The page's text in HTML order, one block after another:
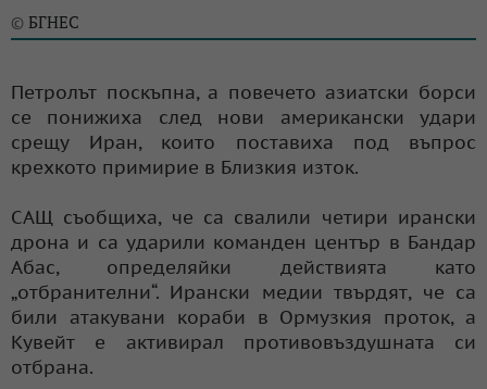
© БГНЕС
Петролът поскъпна, а повечето азиатски борси
се понижиха след нови американски удари
срещу Иран, които поставиха под въпрос
крехкото примирие в Близкия изток.
САЩ съобщиха, че са свалили четири ирански
дрона и са ударили команден център в Бандар
Абас, определяйки действията като
„отбранителни“. Ирански медии твърдят, че са
били атакувани кораби в Ормузкия проток, а
Кувейт е активирал противовъздушната си
отбрана.